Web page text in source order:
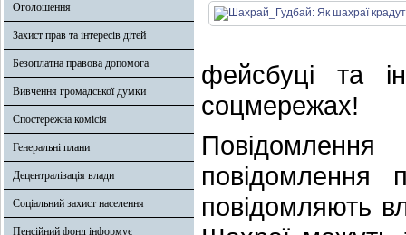
Оголошення
Захист прав та інтересів дітей
Безоплатна правова допомога
Вивчення громадської думки
Спостережна комісія
Генеральні плани
Децентралізація влади
Соціальний захист населення
Пенсійний фонд інформує
фейсбуці та
соцмережах!
повідомлення
повідомляють